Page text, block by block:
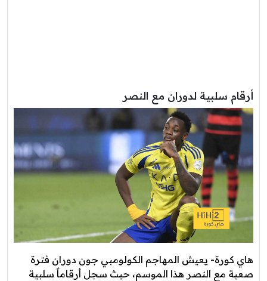
أرقام سلبية لدوران مع النصر
هاي كورة- يعيش المهاجم الكولومبي جون دوران فترة
صعبة مع النصر هذا الموسم، حيث سجل أرقاماً سلبية